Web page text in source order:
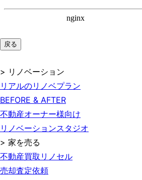
戻る
> リノベーション
リアルのリノベプラン
BEFORE & AFTER
不動産オーナー様向け
リノベーションスタジオ
> 家を売る
不動産買取リノセル
売却査定依頼